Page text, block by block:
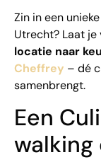
Zin in een
Utrecht? Laat je
locatie naar
Cheffrey – dé
samenbrengt.
Een